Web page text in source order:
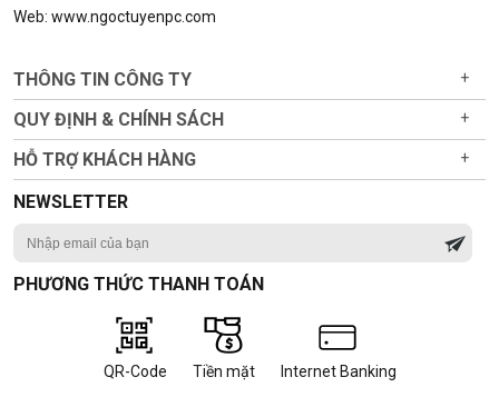
Web: www.ngoctuyenpc.com
THÔNG TIN CÔNG TY +
QUY ĐỊNH & CHÍNH SÁCH +
HỖ TRỢ KHÁCH HÀNG +
NEWSLETTER
PHƯƠNG THỨC THANH TOÁN
QR-Code Tiền mặt Internet Banking